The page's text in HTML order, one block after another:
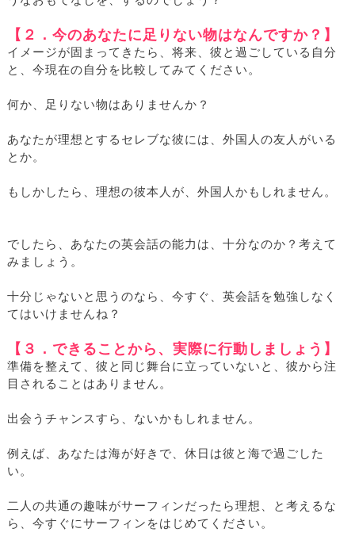
【２．今のあなたに足りない物はなんですか？】
イメージが固まってきたら、将来、彼と過ごしている自分
と、今現在の自分を比較してみてください。
何か、足りない物はありませんか？
あなたが理想とするセレブな彼には、外国人の友人がいる
とか。
もしかしたら、理想の彼本人が、外国人かもしれません。
でしたら、あなたの英会話の能力は、十分なのか？考えて
みましょう。
十分じゃないと思うのなら、今すぐ、英会話を勉強しなく
てはいけませんね？
【３．できることから、実際に行動しましょう】
準備を整えて、彼と同じ舞台に立っていないと、彼から注
目されることはありません。
出会うチャンスすら、ないかもしれません。
例えば、あなたは海が好きで、休日は彼と海で過ごした
い。
二人の共通の趣味がサーフィンだったら理想、と考えるな
ら、今すぐにサーフィンをはじめてください。